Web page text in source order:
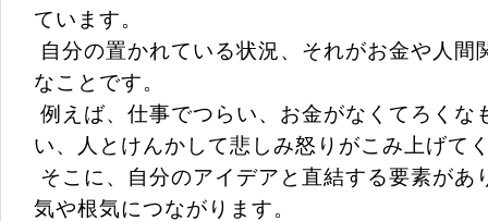
ています。
自分の置かれている状況、それがお金や人間
なことです。
例えば、仕事でつらい、お金がなくてろくな
い、人とけんかして悲しみ怒りがこみ上げて
そこに、自分のアイデアと直結する要素があ
気や根気につながります。